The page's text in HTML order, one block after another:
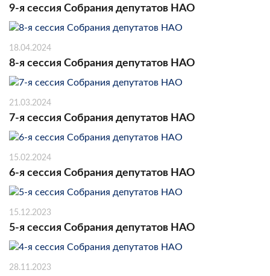
9-я сессия Собрания депутатов НАО
18.04.2024
8-я сессия Собрания депутатов НАО
21.03.2024
7-я сессия Собрания депутатов НАО
15.02.2024
6-я сессия Собрания депутатов НАО
15.12.2023
5-я сессия Собрания депутатов НАО
28.11.2023